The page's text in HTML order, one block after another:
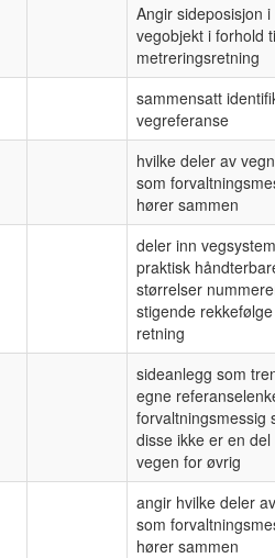
Angir sideposisjon i
vegobjekt i forhold
metreringsretning
sammensatt
vegreferanse
hvilke deler av
som
hører sammen
deler inn
praktisk
størrelser
stigende
retning
sideanlegg som
egne
forvaltningsmessig
disse ikke er en del
vegen for øvrig
angir hvilke deler
som
hører sammen